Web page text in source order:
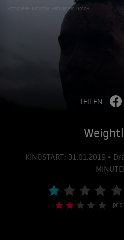
Fotoquelle: Kinostar Filmverleih GmbH
TEILEN
KINOSTART: 31.01.2019 •